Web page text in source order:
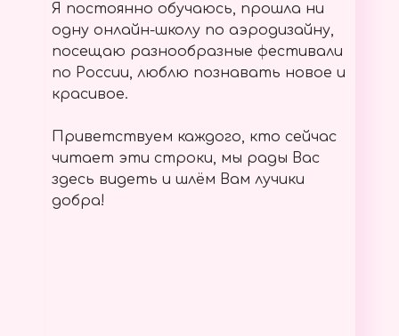
Я постоянно обучаюсь, прошла ни
одну онлайн-школу по аэродизайну,
посещаю разнообразные фестивали
по России, люблю познавать новое и
красивое.
Приветствуем каждого, кто сейчас
читает эти строки, мы рады Вас
здесь видеть и шлём Вам лучики
добра!